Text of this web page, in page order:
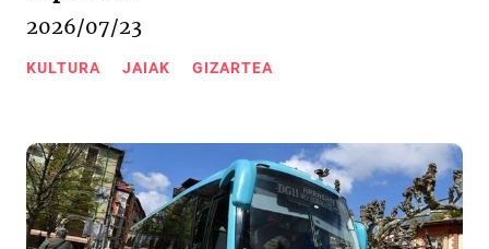
2026/07/23
KULTURA JAIAK GIZARTEA